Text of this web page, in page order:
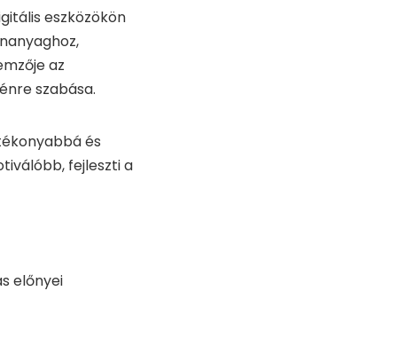
eszközökön
az
szabása.
és
fejleszti a
előnyei